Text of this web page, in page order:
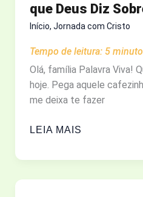
DE
ALGUÉM
ALZHEIMER
E
OUTRAS
DEMÊNCIAS
que Deus Diz
Início, Jornada com Cristo
Tempo de leitura: 5
Olá, família Palavra Viva!
hoje. Pega aquele
me deixa te fazer
QUEM
EU
LEIA MAIS